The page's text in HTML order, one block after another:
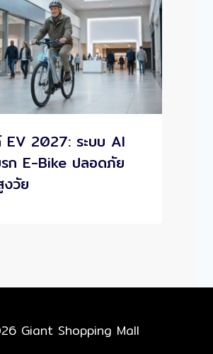
EV 2027: ระบบ AI
รก E-Bike ปลอดภัย
งวัย
Giant Shopping Mall